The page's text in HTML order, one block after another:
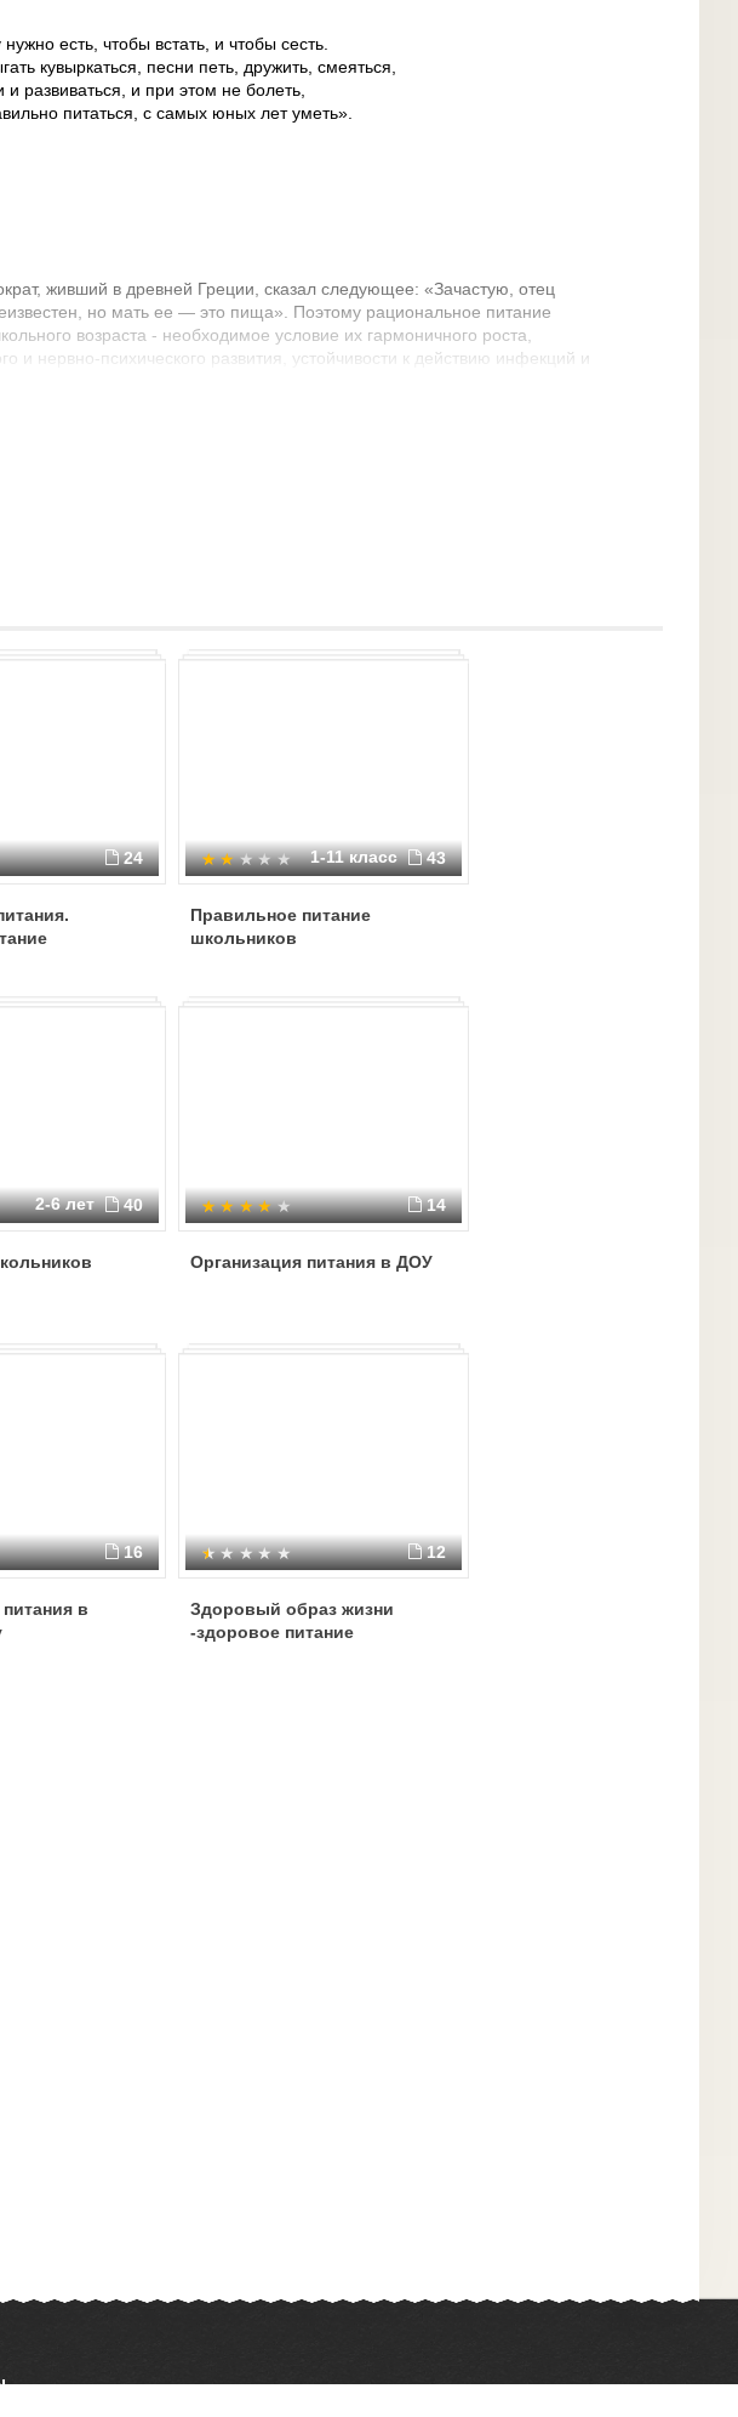
есть, чтобы встать, и чтобы сесть.
кувыркаться, песни петь, дружить, смеяться,
и развиваться, и при этом не болеть,
питаться, с самых юных лет уметь».
живший в древней Греции, сказал следующее: «Зачастую, отец
но мать ее — это пища». Поэтому рациональное питание
возраста - необходимое условие их гармоничного роста,
и нервно-психического развития, устойчивости к действию инфекций и
24 1-11 класс 43
Правильное питание
школьников
2-6 лет 40 14
Организация питания в ДОУ
16
в
12
Здоровый образ жизни
-здоровое питание